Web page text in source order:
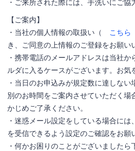
・ご来所された際には、手洗いにご協
【ご案内】
・当社の個人情報の取扱い（
こちら
き、ご同意の上情報のご登録をお願い
・携帯電話のメールアドレスは当社か
ルダに入るケースがございます。お気
・当日のお申込みが規定数に達しな
別のお時間をご案内させていただく場
かじめご了承ください。
・迷惑メール設定をしている場合には、
を受信できるよう設定のご確認をお願
・何かお困りのことがございましたら